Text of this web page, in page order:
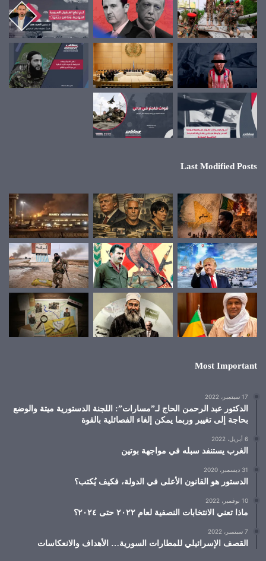
Last Modified Posts
Most Important
17 سبتمبر، 2022
الدكتور عبد الرحمن الحاج لـ”مسارات”: اللجنة الدستورية ميتة والوضع
بحاجة إلى تغيير وربما يمكن إلغاء الفصائلية بالقوة
6 أبريل، 2022
الغرب يستنفد سبله في مواجهة بوتين
31 ديسمبر، 2020
الدستور هو القانون الأعلى في الدولة، فكيف يُكتب؟
10 نوفمبر، 2022
ماذا تعني الانتخابات النصفية لعام ٢٠٢٢ حتى ٢٠٢٤؟
7 سبتمبر، 2022
القصف الإسرائيلي للمطارات السورية… الأهداف والانعكاسات